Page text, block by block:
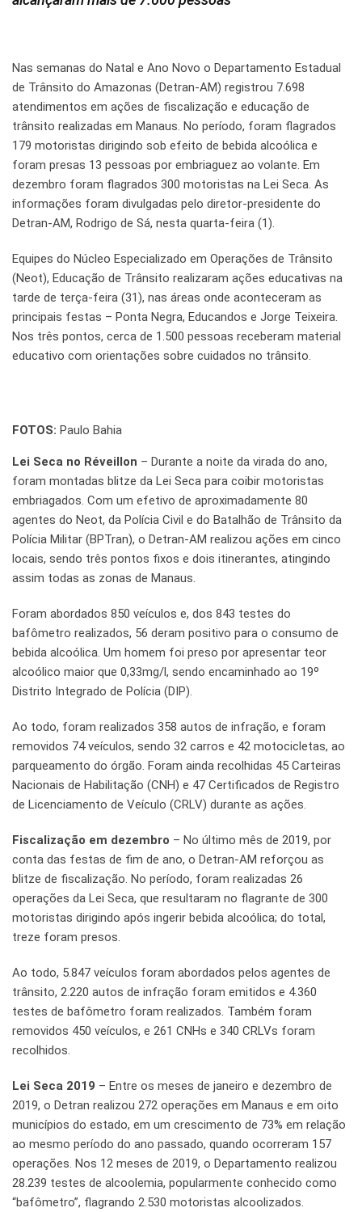
Nas semanas do Natal e Ano Novo o Departamento Estadual
de Trânsito do Amazonas (Detran-AM) registrou 7.698
atendimentos em ações de fiscalização e educação de
trânsito realizadas em Manaus. No período, foram flagrados
179 motoristas dirigindo sob efeito de bebida alcoólica e
foram presas 13 pessoas por embriaguez ao volante. Em
dezembro foram flagrados 300 motoristas na Lei Seca. As
informações foram divulgadas pelo diretor-presidente do
Detran-AM, Rodrigo de Sá, nesta quarta-feira (1).
Equipes do Núcleo Especializado em Operações de Trânsito
(Neot), Educação de Trânsito realizaram ações educativas na
tarde de terça-feira (31), nas áreas onde aconteceram as
principais festas – Ponta Negra, Educandos e Jorge Teixeira.
Nos três pontos, cerca de 1.500 pessoas receberam material
educativo com orientações sobre cuidados no trânsito.
FOTOS: Paulo Bahia
Lei Seca no Réveillon – Durante a noite da virada do ano,
foram montadas blitze da Lei Seca para coibir motoristas
embriagados. Com um efetivo de aproximadamente 80
agentes do Neot, da Polícia Civil e do Batalhão de Trânsito da
Polícia Militar (BPTran), o Detran-AM realizou ações em cinco
locais, sendo três pontos fixos e dois itinerantes, atingindo
assim todas as zonas de Manaus.
Foram abordados 850 veículos e, dos 843 testes do
bafômetro realizados, 56 deram positivo para o consumo de
bebida alcoólica. Um homem foi preso por apresentar teor
alcoólico maior que 0,33mg/l, sendo encaminhado ao 19º
Distrito Integrado de Polícia (DIP).
Ao todo, foram realizados 358 autos de infração, e foram
removidos 74 veículos, sendo 32 carros e 42 motocicletas, ao
parqueamento do órgão. Foram ainda recolhidas 45 Carteiras
Nacionais de Habilitação (CNH) e 47 Certificados de Registro
de Licenciamento de Veículo (CRLV) durante as ações.
Fiscalização em dezembro – No último mês de 2019, por
conta das festas de fim de ano, o Detran-AM reforçou as
blitze de fiscalização. No período, foram realizadas 26
operações da Lei Seca, que resultaram no flagrante de 300
motoristas dirigindo após ingerir bebida alcoólica; do total,
treze foram presos.
Ao todo, 5.847 veículos foram abordados pelos agentes de
trânsito, 2.220 autos de infração foram emitidos e 4.360
testes de bafômetro foram realizados. Também foram
removidos 450 veículos, e 261 CNHs e 340 CRLVs foram
recolhidos.
Lei Seca 2019 – Entre os meses de janeiro e dezembro de
2019, o Detran realizou 272 operações em Manaus e em oito
municípios do estado, em um crescimento de 73% em relação
ao mesmo período do ano passado, quando ocorreram 157
operações. Nos 12 meses de 2019, o Departamento realizou
28.239 testes de alcoolemia, popularmente conhecido como
“bafômetro”, flagrando 2.530 motoristas alcoolizados.